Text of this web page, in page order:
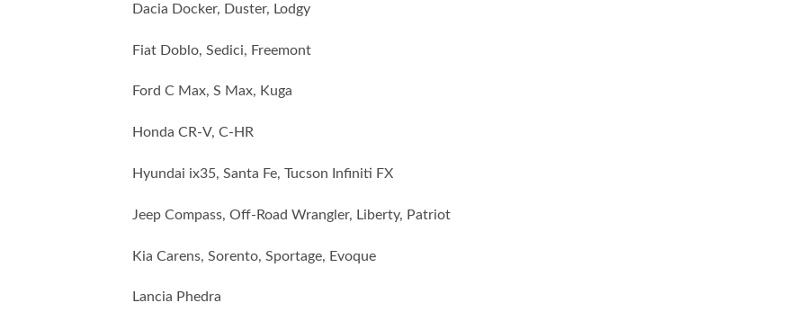
Dacia Docker, Duster, Lodgy
Fiat Doblo, Sedici, Freemont
Ford C Max, S Max, Kuga
Honda CR-V, C-HR
Hyundai ix35, Santa Fe, Tucson Infiniti FX
Jeep Compass, Off-Road Wrangler, Liberty, Patriot
Kia Carens, Sorento, Sportage, Evoque
Lancia Phedra